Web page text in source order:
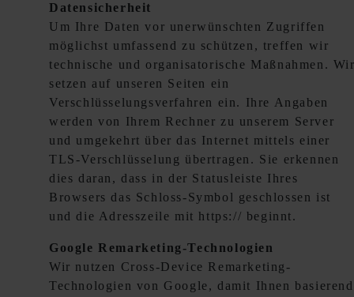
Datensicherheit
Um Ihre Daten vor unerwünschten Zugriffen
möglichst umfassend zu schützen, treffen wir
technische und organisatorische Maßnahmen.
setzen auf unseren Seiten ein
Verschlüsselungsverfahren ein. Ihre Angaben
werden von Ihrem Rechner zu unserem Server
und umgekehrt über das Internet mittels einer
TLS-Verschlüsselung übertragen. Sie erkennen
dies daran, dass in der Statusleiste Ihres
Browsers das Schloss-Symbol geschlossen ist
und die Adresszeile mit https:// beginnt.
Google Remarketing-Technologien
Wir nutzen Cross-Device Remarketing-
Technologien von Google, damit Ihnen basierend